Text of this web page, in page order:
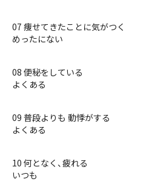
07 痩せてきたことに気がつく
めったにない
08 便秘をしている
よくある
09 普段よりも 動悸がする
よくある
10 何となく、疲れる
いつも